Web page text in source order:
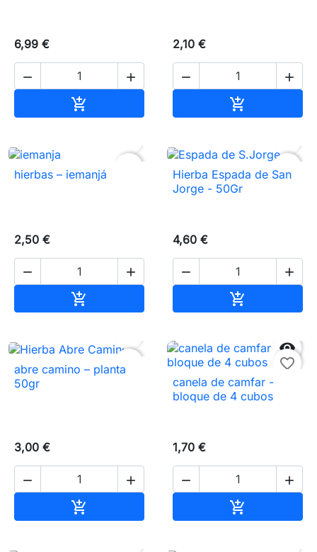
6,99 €
 

2,10 €
 

hierbas – iemanjá
2,50 €
 

favorite_border
Hierba Espada de San
Jorge - 50Gr
4,60 €
 

favorite_border
abre camino – planta
50gr
3,00 €
 


favorite_border
canela de camfar -
bloque de 4 cubos
1,70 €
 
